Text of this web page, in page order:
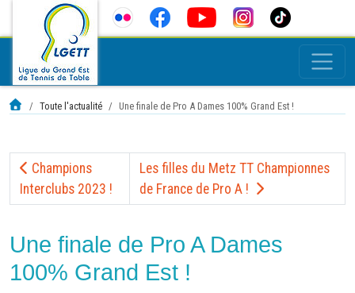
Toute l'actualité Une finale de Pro A Dames 100% Grand Est !
Champions
Interclubs 2023 !
Les filles du Metz TT Championnes
de France de Pro A !
Une finale de Pro A Dames
100% Grand Est !